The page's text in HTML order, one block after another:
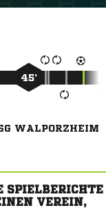
45’
WALPORZHEIM
SPIELBERICHTE
VEREIN,